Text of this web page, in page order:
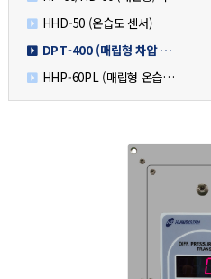
HHD-50 (온습도 센서)
DPT-400 (매립형 차압 센서)
HHP-60PL (매립형 온습도 센서)